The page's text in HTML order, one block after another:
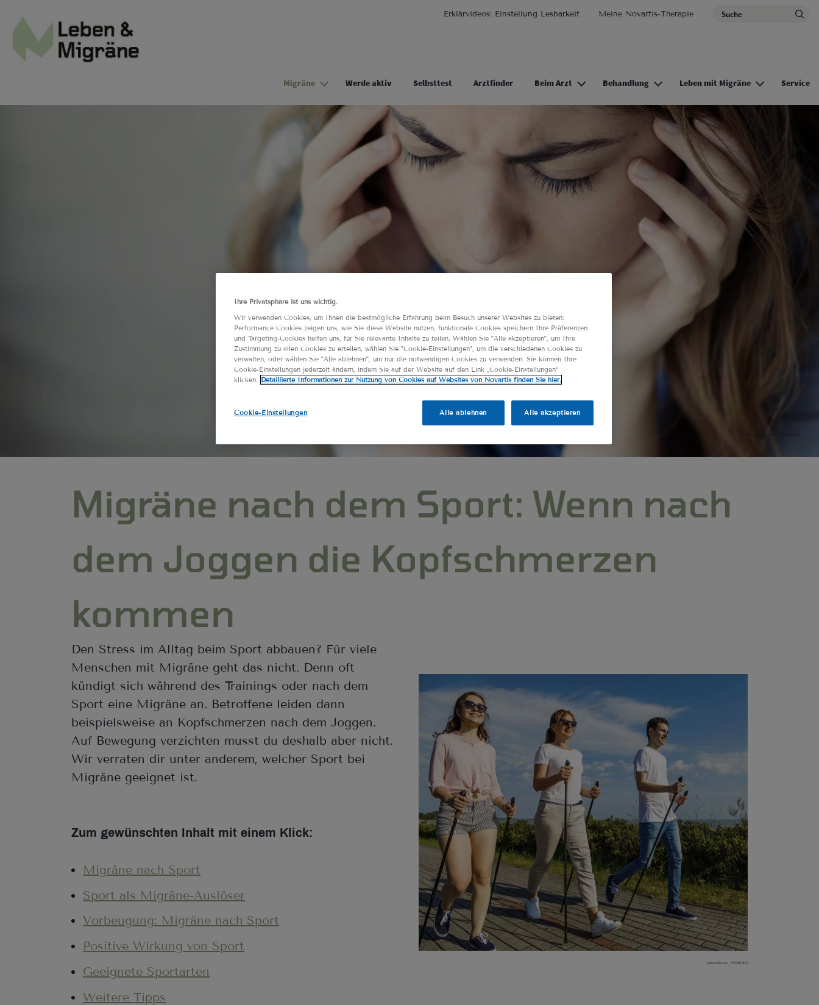
Site Logo
Erklärvideos: Einstellung Lesbarkeit
Meine Novartis-Therapie Search
Migräne Werde aktiv Selbsttest Arztfinder Beim Arzt Behandlung Leben mit Migräne Service
Adobe Stock, sebra, 281919292
Migräne nach dem Sport: Wenn nach
dem Joggen die Kopfschmerzen
kommen
Den Stress im Alltag beim Sport abbauen? Für viele
Menschen mit Migräne geht das nicht. Denn oft
kündigt sich während des Trainings oder nach dem
Sport eine Migräne an. Betroffene leiden dann
beispielsweise an Kopfschmerzen nach dem Joggen.
Auf Bewegung verzichten musst du deshalb aber nicht.
Wir verraten dir unter anderem, welcher Sport bei
Migräne geeignet ist.
Zum gewünschten Inhalt mit einem Klick:
Migräne nach Sport
Sport als Migräne-Auslöser
Vorbeugung: Migräne nach Sport
Positive Wirkung von Sport
Geeignete Sportarten
Weitere Tipps
AdobeStock_173420505
Ihre Privatsphäre ist uns wichtig.
Wir verwenden Cookies, um Ihnen die bestmögliche Erfahrung beim Besuch unserer Websites zu bieten:
Performance Cookies zeigen uns, wie Sie diese Website nutzen, funktionale Cookies speichern Ihre Präferenzen
und Targeting-Cookies helfen uns, für Sie relevante Inhalte zu teilen. Wählen Sie "Alle akzeptieren", um Ihre
Zustimmung zu allen Cookies zu erteilen, wählen Sie "Cookie-Einstellungen", um die verschiedenen Cookies zu
verwalten, oder wählen Sie "Alle ablehnen", um nur die notwendigen Cookies zu verwenden. Sie können Ihre
Cookie-Einstellungen jederzeit ändern, indem Sie auf der Website auf den Link „Cookie-Einstellungen“
klicken. Detaillierte Informationen zur Nutzung von Cookies auf Websites von Novartis finden Sie hier.
Cookie-Einstellungen Alle ablehnen Alle akzeptieren